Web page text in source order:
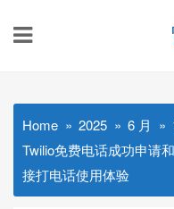
Home 2025 6 月
Twilio免费电话成功申请
接打电话使用体验